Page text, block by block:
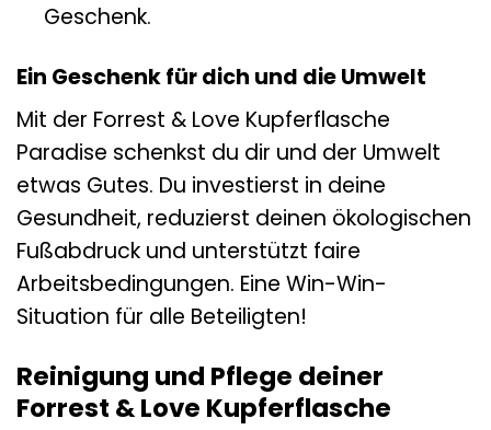
Geschenk.
Ein Geschenk für dich und die Umwelt
Mit der Forrest & Love Kupferflasche
Paradise schenkst du dir und der Umwelt
etwas Gutes. Du investierst in deine
Gesundheit, reduzierst deinen ökologischen
Fußabdruck und unterstützt faire
Arbeitsbedingungen. Eine Win-Win-
Situation für alle Beteiligten!
Reinigung und Pflege deiner
Forrest & Love Kupferflasche